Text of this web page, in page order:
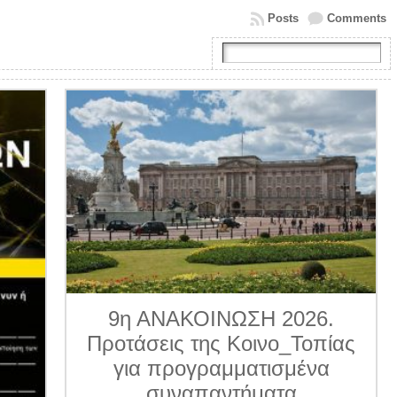
Comments
Posts
9η ΑΝΑΚΟΙΝΩΣΗ 2026.
Προτάσεις της Κοινο_Τοπίας
για προγραμματισμένα